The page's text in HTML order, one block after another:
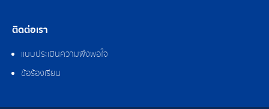
ติดต่อเรา
แบบประเมินความพึงพอใจ
ข้อร้องเรียน